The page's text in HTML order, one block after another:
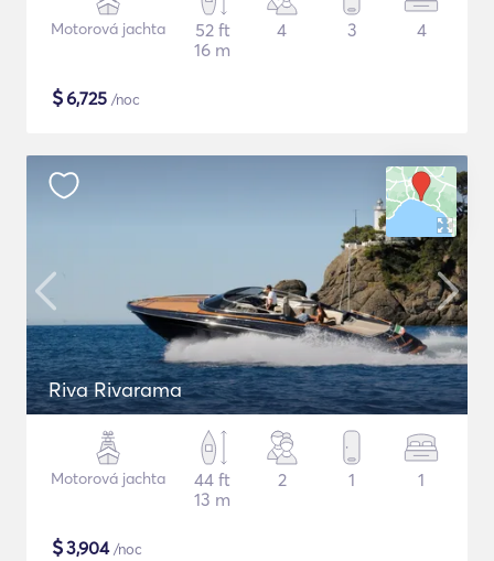
Motorová jachta
52 ft
16 m
4 3 4
$6,725 /noc
Riva Rivarama
Motorová jachta
44 ft
13 m
2 1 1
$3,904/noc